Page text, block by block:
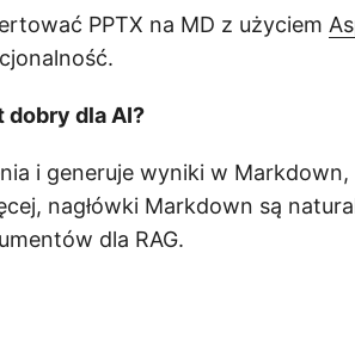
PPTX na MD z użyciem
dobry dla AI?
i generuje wyniki w
nagłówki Markdown są
dla RAG.